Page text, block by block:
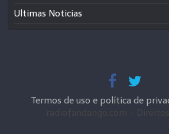
Ultimas Noticias
Termos de uso e política de